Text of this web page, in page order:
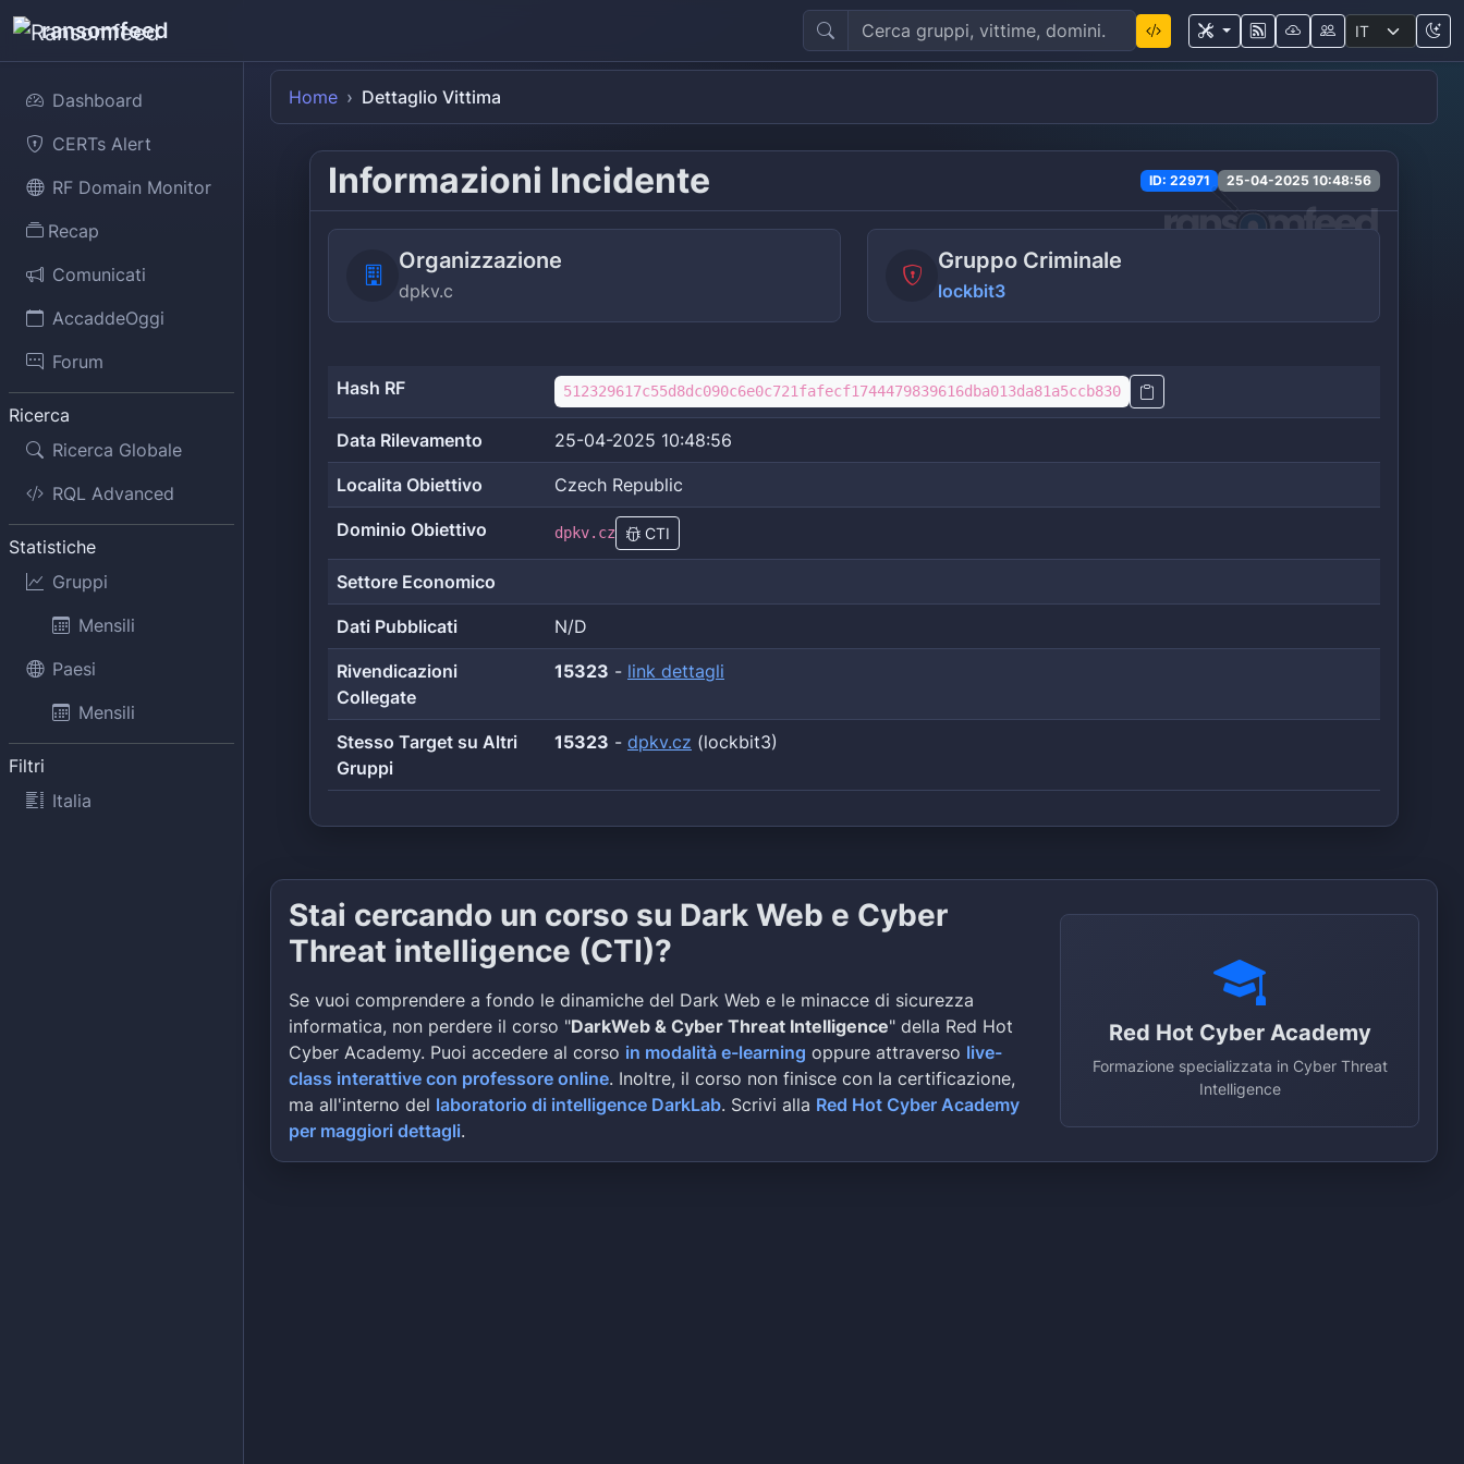
ransomfeed
Dashboard
CERTs Alert
RF Domain Monitor
Recap
Comunicati
AccaddeOggi
Forum
Ricerca
Ricerca Globale
RQL Advanced
Statistiche
Gruppi
Mensili
Paesi
Mensili
Filtri
Italia
Home Dettaglio Vittima
Informazioni Incidente ID: 22971 25-04-2025 10:48:56
Organizzazione
dpkv.c
Gruppo Criminale
lockbit3
Hash RF 512329617c55d8dc090c6e0c721fafecf1744479839616dba013da81a5ccb830
Data Rilevamento 25-04-2025 10:48:56
Localita Obiettivo Czech Republic
Dominio Obiettivo dpkv.cz CTI
Settore Economico
Dati Pubblicati N/D
Rivendicazioni
Collegate
15323 - link dettagli
Stesso Target su Altri
Gruppi
15323 - dpkv.cz (lockbit3)
Stai cercando un corso su Dark Web e Cyber
Threat intelligence (CTI)?
Se vuoi comprendere a fondo le dinamiche del Dark Web e le minacce di sicurezza
informatica, non perdere il corso "DarkWeb & Cyber Threat Intelligence" della Red Hot
Cyber Academy. Puoi accedere al corso in modalità e-learning oppure attraverso live-
class interattive con professore online. Inoltre, il corso non finisce con la certificazione,
ma all'interno del laboratorio di intelligence DarkLab. Scrivi alla Red Hot Cyber Academy
per maggiori dettagli.
Red Hot Cyber Academy
Formazione specializzata in Cyber Threat
Intelligence